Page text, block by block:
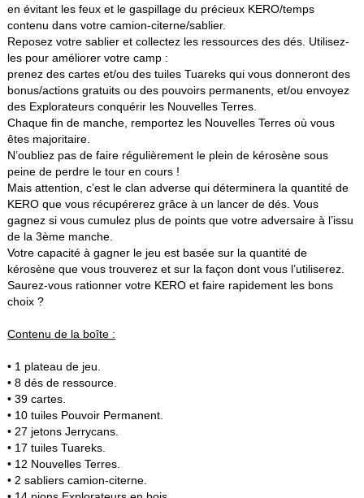
en évitant les feux et le gaspillage du précieux KERO/temps
contenu dans votre camion-citerne/sablier.
Reposez votre sablier et collectez les ressources des dés. Utilisez-
les pour améliorer votre camp :
prenez des cartes et/ou des tuiles Tuareks qui vous donneront des
bonus/actions gratuits ou des pouvoirs permanents, et/ou envoyez
des Explorateurs conquérir les Nouvelles Terres.
Chaque fin de manche, remportez les Nouvelles Terres où vous
êtes majoritaire.
N’oubliez pas de faire régulièrement le plein de kérosène sous
peine de perdre le tour en cours !
Mais attention, c’est le clan adverse qui déterminera la quantité de
KERO que vous récupérerez grâce à un lancer de dés. Vous
gagnez si vous cumulez plus de points que votre adversaire à l’issu
de la 3ème manche.
Votre capacité à gagner le jeu est basée sur la quantité de
kérosène que vous trouverez et sur la façon dont vous l’utiliserez.
Saurez-vous rationner votre KERO et faire rapidement les bons
choix ?
Contenu de la boîte :
• 1 plateau de jeu.
• 8 dés de ressource.
• 39 cartes.
• 10 tuiles Pouvoir Permanent.
• 27 jetons Jerrycans.
• 17 tuiles Tuareks.
• 12 Nouvelles Terres.
• 2 sabliers camion-citerne.